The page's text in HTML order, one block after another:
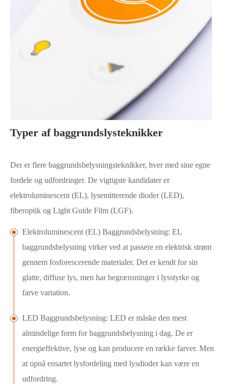
Typer af baggrundslysteknikker
Der er flere baggrundsbelysningsteknikker, hver med sine egne
fordele og udfordringer. De vigtigste kandidater er
elektroluminescent (EL), lysemitterende dioder (LED),
fiberoptik og Light Guide Film (LGF).
Elektroluminescent (EL) Baggrundsbelysning: EL
baggrundsbelysning virker ved at passere en elektrisk strøm
gennem fosforescerende materialer. Det er kendt for sin
glatte, diffuse lys, men har begrænsninger i lysstyrke og
farve variation.
LED Baggrundsbelysning: LED er måske den mest
almindelige form for baggrundsbelysning i dag. De er
energieffektive, lyse og kan producere en række farver. Men
at opnå ensartet lysfordeling med lysdioder kan være en
udfordring.